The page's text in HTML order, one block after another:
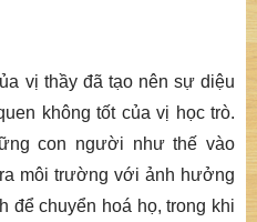
vị thầy đã tạo nên sự diệu
không tốt của vị học trò.
con người như thế vào
môi trường với ảnh hưởng
để chuyển hoá họ, trong khi